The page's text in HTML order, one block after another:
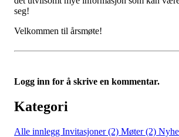
seg!
Velkommen til årsmøte!
Logg inn for å skrive en kommentar.
Kategori
Alle innlegg Invitasjoner (2) Møter (2)